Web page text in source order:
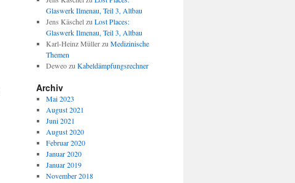
Glaswerk Ilmenau, Teil 3, Altbau
Jens Käschelzu Lost Places:
Glaswerk Ilmenau, Teil 3, Altbau
Karl-Heinz Müllerzu Medizinische
Themen
Deweozu Kabeldämpfungsrechner
Archiv
Mai 2023
August 2021
Juni 2021
August 2020
Februar 2020
Januar 2020
Januar 2019
November 2018